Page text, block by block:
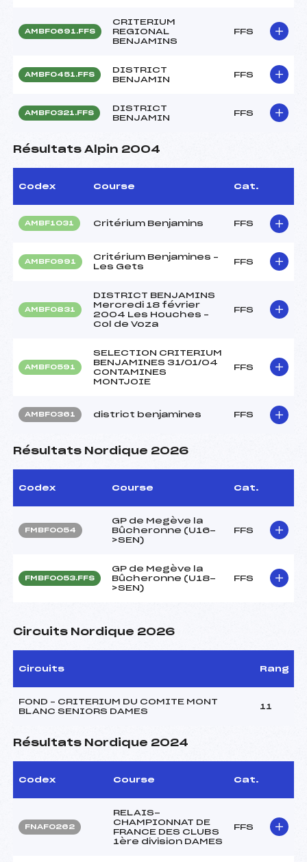
AMBF0691.FFS
CRITERIUM
REGIONAL
BENJAMINS
FFS
AMBF0451.FFS
DISTRICT
BENJAMIN
FFS
AMBF0321.FFS
DISTRICT
BENJAMIN
FFS
Résultats Alpin 2004
Codex Course Cat.
AMBF1031 Critérium Benjamins FFS
AMBF0991
Critérium Benjamines –
Les Gets
FFS
AMBF0831
DISTRICT BENJAMINS
Mercredi 18 février
2004 Les Houches –
Col de Voza
FFS
AMBF0591
SELECTION CRITERIUM
BENJAMINES 31/01/04
CONTAMINES
MONTJOIE
FFS
AMBF0361 district benjamines FFS
Résultats Nordique 2026
Codex Course Cat.
FMBF0054
GP de Megève la
Bûcheronne (U16-
>SEN)
FFS
FMBF0053.FFS
GP de Megève la
Bûcheronne (U18-
>SEN)
FFS
Circuits Nordique 2026
Circuits Rang
FOND – CRITERIUM DU COMITE MONT
BLANC SENIORS DAMES
11
Résultats Nordique 2024
Codex Course Cat.
FNAF0262
RELAIS-
CHAMPIONNAT DE
FRANCE DES CLUBS
1ère division DAMES
FFS